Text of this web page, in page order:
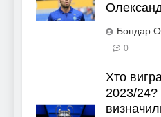
Бондар
0
Хто
2023/24?